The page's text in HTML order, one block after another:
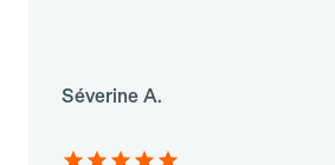
Séverine A.